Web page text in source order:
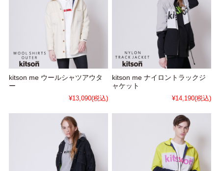
kitson me ウールシャツアウタ
ー
¥13,090(税込)
kitson me ナイロントラックジ
ャケット
¥14,190(税込)